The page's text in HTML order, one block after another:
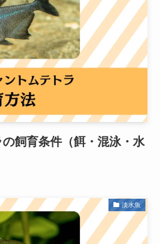
飼育条件（餌・混泳・水
淡水魚